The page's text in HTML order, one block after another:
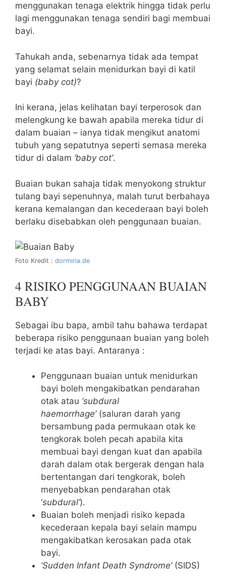
menggunakan tenaga elektrik hingga tidak perlu
lagi menggunakan tenaga sendiri bagi membuai
bayi.
Tahukah anda, sebenarnya tidak ada tempat
yang selamat selain menidurkan bayi di katil
bayi (baby cot)?
Ini kerana, jelas kelihatan bayi terperosok dan
melengkung ke bawah apabila mereka tidur di
dalam buaian – ianya tidak mengikut anatomi
tubuh yang sepatutnya seperti semasa mereka
tidur di dalam ‘baby cot’.
Buaian bukan sahaja tidak menyokong struktur
tulang bayi sepenuhnya, malah turut berbahaya
kerana kemalangan dan kecederaan bayi boleh
berlaku disebabkan oleh penggunaan buaian.
Foto Kredit : dormiria.de
4 RISIKO PENGGUNAAN BUAIAN
BABY
Sebagai ibu bapa, ambil tahu bahawa terdapat
beberapa risiko penggunaan buaian yang boleh
terjadi ke atas bayi. Antaranya :
Penggunaan buaian untuk menidurkan
bayi boleh mengakibatkan pendarahan
otak atau ‘subdural
haemorrhage’(saluran darah yang
bersambung pada permukaan otak ke
tengkorak boleh pecah apabila kita
membuai bayi dengan kuat dan apabila
darah dalam otak bergerak dengan hala
bertentangan dari tengkorak, boleh
menyebabkan pendarahan otak
‘subdural’).
Buaian boleh menjadi risiko kepada
kecederaan kepala bayi selain mampu
mengakibatkan kerosakan pada otak
bayi.
‘Sudden Infant Death Syndrome’(SIDS)